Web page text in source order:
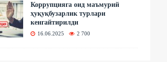
Коррупцияга оид маъмурий
ҳуқуқбузарлик турлари
кенгайтирилди
16.06.2025 2 700